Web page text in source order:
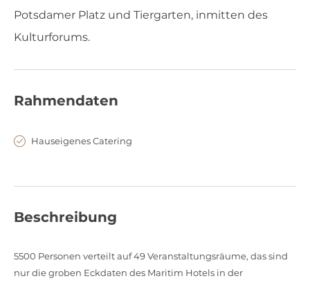
Potsdamer Platz und Tiergarten, inmitten des
Kulturforums.
Rahmendaten
Hauseigenes Catering
Beschreibung
5500 Personen verteilt auf 49 Veranstaltungsräume, das sind
nur die groben Eckdaten des Maritim Hotels in der